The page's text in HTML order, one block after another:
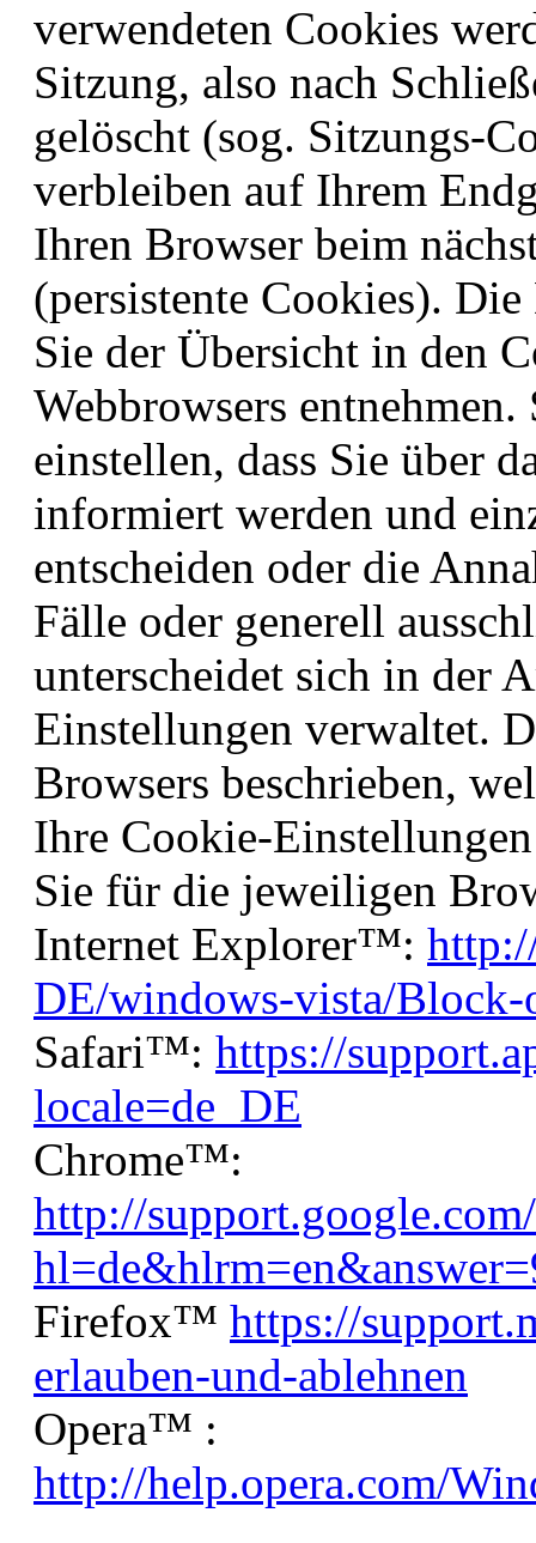
verwendeten Cookies
Sitzung, also nach
gelöscht (sog. Sitzungs-
verbleiben auf Ihrem
Ihren Browser beim
(persistente Cookies).
Sie der Übersicht in den
Webbrowsers
einstellen, dass Sie über
informiert werden und
entscheiden oder die
Fälle oder generell
unterscheidet sich in der
Einstellungen verwaltet.
Browsers beschrieben,
Ihre Cookie-
Sie für die jeweiligen
Internet Explorer™:
DE/windows-vista/
Safari™: https://
locale=de_DE
Chrome™:
http://
Firefox™ https://
erlauben-und-ablehnen
Opera™ :
http://help.opera.com/